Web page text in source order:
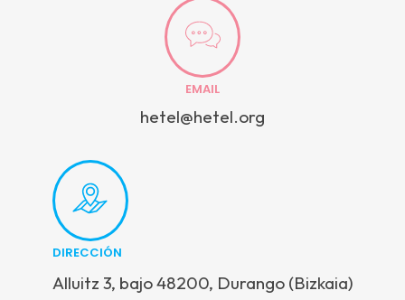
EMAIL
hetel@hetel.org
DIRECCIÓN
Alluitz 3, bajo 48200, Durango (Bizkaia)